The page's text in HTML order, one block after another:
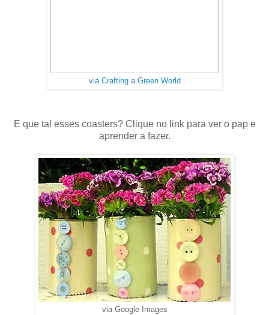
via Crafting a Green World
E que tal esses coasters? Clique no link para ver o pap e
aprender a fazer.
via Google Images